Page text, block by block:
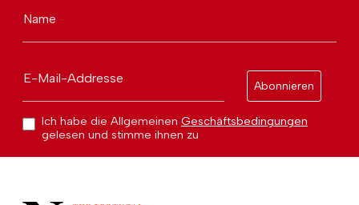
Name
E-Mail-Addresse
Abonnieren
Ich habe die Allgemeinen Geschäftsbedingungen
gelesen und stimme ihnen zu